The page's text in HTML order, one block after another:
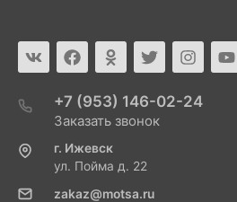
+7 (953) 146-02-24
Заказать звонок
г. Ижевск
ул. Пойма д. 22
zakaz@motsa.ru